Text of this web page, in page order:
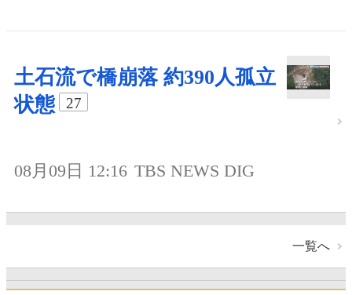
土石流で橋崩落 約390人孤立
状態
27
08月09日 12:16 TBS NEWS DIG
一覧へ